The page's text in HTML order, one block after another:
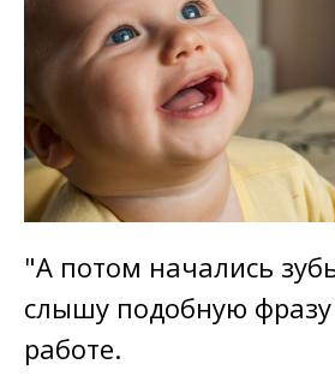
"А потом начались
слышу подобную фразу
работе.